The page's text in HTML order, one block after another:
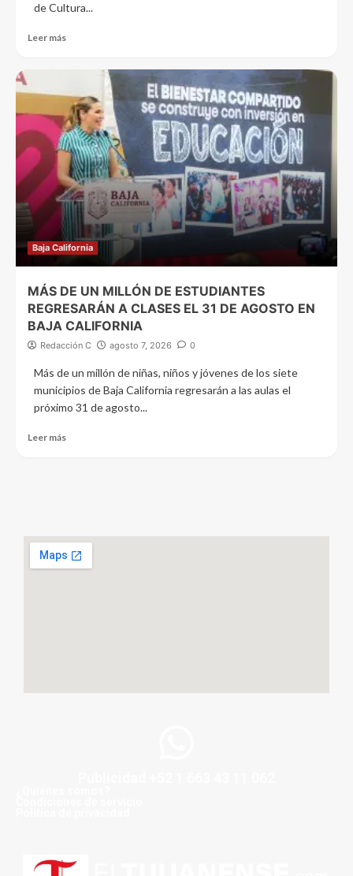
de Cultura...
Leer más
Baja California
MÁS DE UN MILLÓN DE ESTUDIANTES
REGRESARÁN A CLASES EL 31 DE AGOSTO EN
BAJA CALIFORNIA
Redacción C agosto 7, 2026 0
Más de un millón de niñas, niños y jóvenes de los siete
municipios de Baja California regresarán a las aulas el
próximo 31 de agosto...
Leer más